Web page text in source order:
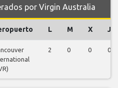
por Virgin Australia
L M X J
2 0 0 0